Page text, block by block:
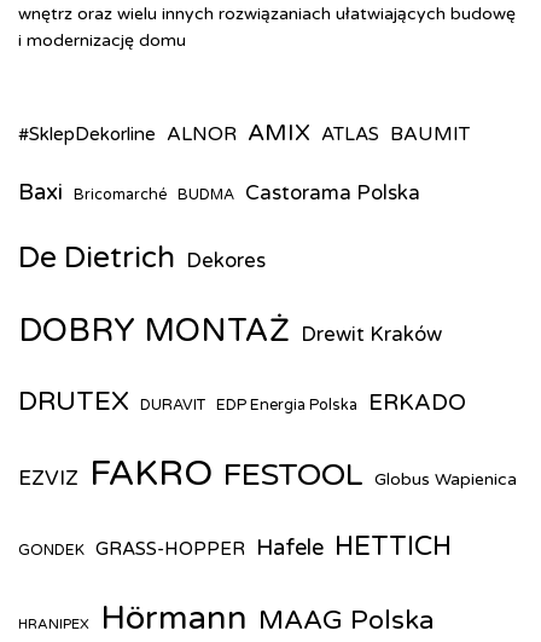
wnętrz oraz wielu innych rozwiązaniach ułatwiających budowę
i modernizację domu
#SklepDekorline ALNOR AMIX ATLAS BAUMIT
Baxi Bricomarché BUDMA Castorama Polska
De Dietrich Dekores
DOBRY MONTAŻ Drewit Kraków
DRUTEX DURAVIT EDP Energia Polska ERKADO
EZVIZ FAKRO FESTOOL Globus Wapienica
GONDEK GRASS-HOPPER Hafele HETTICH
HRANIPEX Hörmann MAAG Polska